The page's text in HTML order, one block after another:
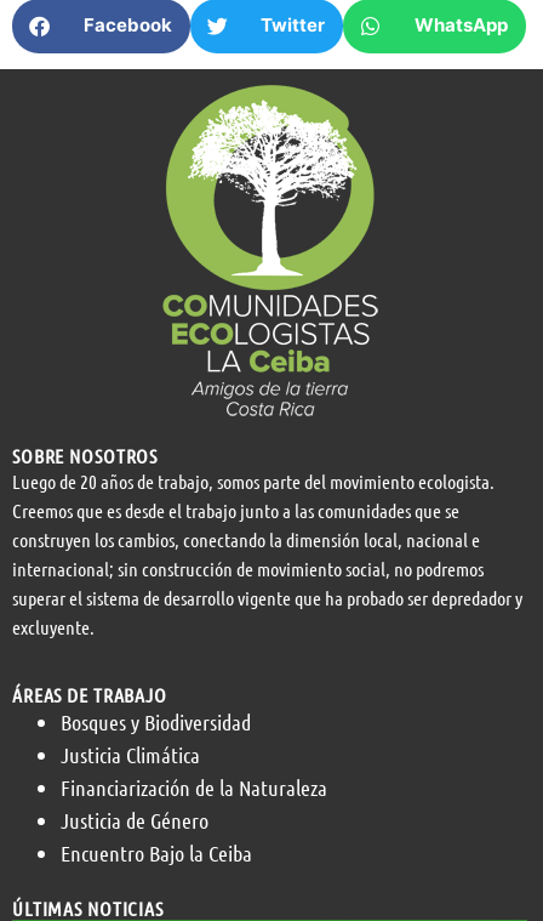
Facebook Twitter WhatsApp
SOBRE NOSOTROS
Luego de 20 años de trabajo, somos parte del movimiento ecologista.
Creemos que es desde el trabajo junto a las comunidades que se
construyen los cambios, conectando la dimensión local, nacional e
internacional; sin construcción de movimiento social, no podremos
superar el sistema de desarrollo vigente que ha probado ser depredador y
excluyente.
ÁREAS DE TRABAJO
Bosques y Biodiversidad
Justicia Climática
Financiarización de la Naturaleza
Justicia de Género
Encuentro Bajo la Ceiba
ÚLTIMAS NOTICIAS